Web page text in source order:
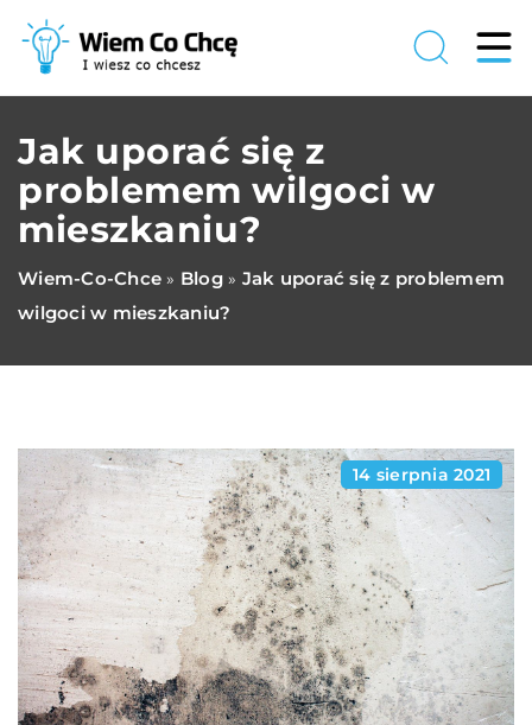
Jak uporać się z
problemem wilgoci w
mieszkaniu?
Wiem-Co-Chce » Blog» Jak uporać się z problemem
wilgoci w mieszkaniu?
14 sierpnia 2021